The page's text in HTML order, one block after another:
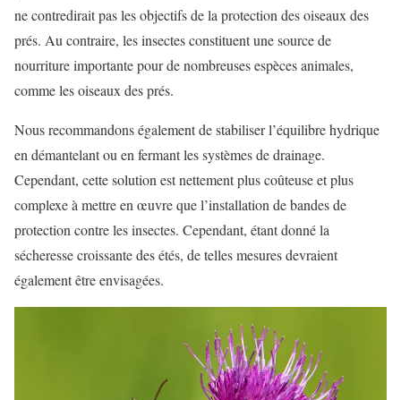
ne contredirait pas les objectifs de la protection des oiseaux des
prés. Au contraire, les insectes constituent une source de
nourriture importante pour de nombreuses espèces animales,
comme les oiseaux des prés.
Nous recommandons également de stabiliser l’équilibre hydrique
en démantelant ou en fermant les systèmes de drainage.
Cependant, cette solution est nettement plus coûteuse et plus
complexe à mettre en œuvre que l’installation de bandes de
protection contre les insectes. Cependant, étant donné la
sécheresse croissante des étés, de telles mesures devraient
également être envisagées.